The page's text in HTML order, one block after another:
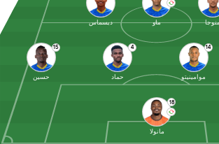
18
مانولا
15
حسين
4
حماد
14
موامينيتو
ديسماس ماو